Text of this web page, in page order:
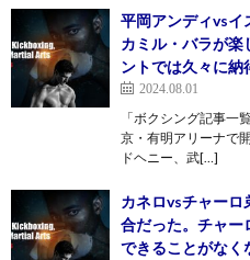
平岡アンディvsイ
カミル・バラが楽
ントでは久々に納
2024.08.01
「ボクシング記事
京・有明アリーナで
ドヘニー、武[…]
カネロvsチャーロ
合だった。チャー
できることがなく